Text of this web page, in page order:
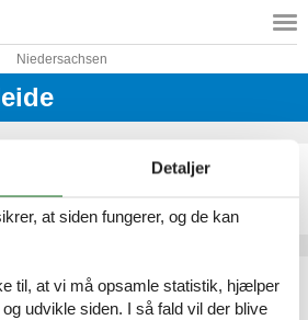
Niedersachsen
nærheden af Heide Park
i Lüneburger Heide
Detaljer
at siden fungerer, og de kan
til, at vi må opsamle statistik, hjælper
udvikle siden. I så fald vil der blive